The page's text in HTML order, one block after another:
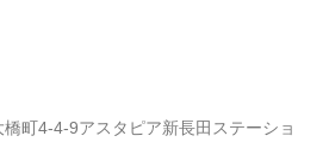
町4-4-9アスタピア新長田ステーショ